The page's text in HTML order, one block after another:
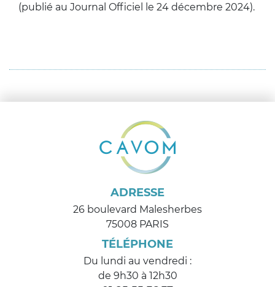
(publié au Journal Officiel le 24 décembre 2024).
ADRESSE
26 boulevard Malesherbes
75008 PARIS
TÉLÉPHONE
Du lundi au vendredi :
de 9h30 à 12h30